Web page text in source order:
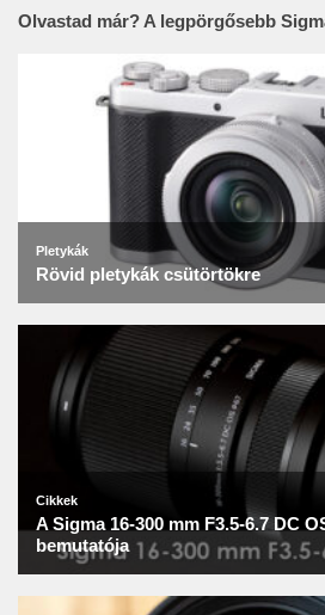
Olvastad már? A legpörgősebb